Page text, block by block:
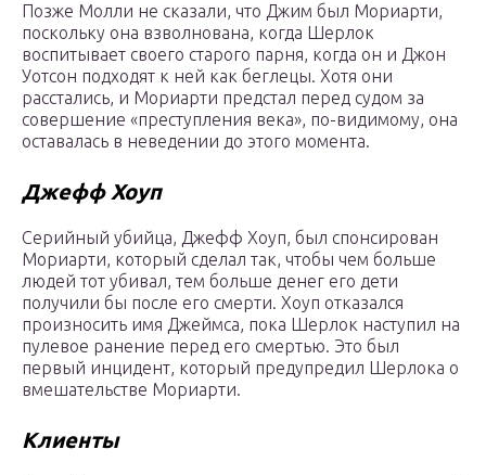
Позже Молли не сказали, что Джим был Мориарти,
поскольку она взволнована, когда Шерлок
воспитывает своего старого парня, когда он и Джон
Уотсон подходят к ней как беглецы. Хотя они
расстались, и Мориарти предстал перед судом за
совершение «преступления века», по-видимому, она
оставалась в неведении до этого момента.
Джефф Хоуп
Серийный убийца, Джефф Хоуп, был спонсирован
Мориарти, который сделал так, чтобы чем больше
людей тот убивал, тем больше денег его дети
получили бы после его смерти. Хоуп отказался
произносить имя Джеймса, пока Шерлок наступил на
пулевое ранение перед его смертью. Это был
первый инцидент, который предупредил Шерлока о
вмешательстве Мориарти.
Клиенты